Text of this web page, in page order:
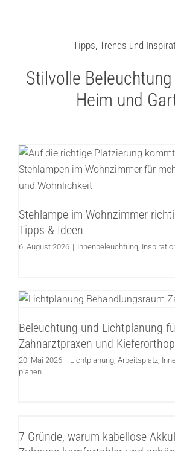
Tipps, Trends und
Stilvolle
Heim und
Stehlampe im
platzieren – Tipps &
Stehlampe im Wohnzimmer
Tipps & Ideen
6. August 2026 | Innenbeleuchtung,
Zahnarztpraxen und
Lichtplanung Arbeitsplatz
planen
Beleuchtung und Lichtplanung
Zahnarztpraxen und
20. Mai 2026 | Lichtplanung, Arbeitsplatz,
planen
machen
7 Gründe, warum kabellose